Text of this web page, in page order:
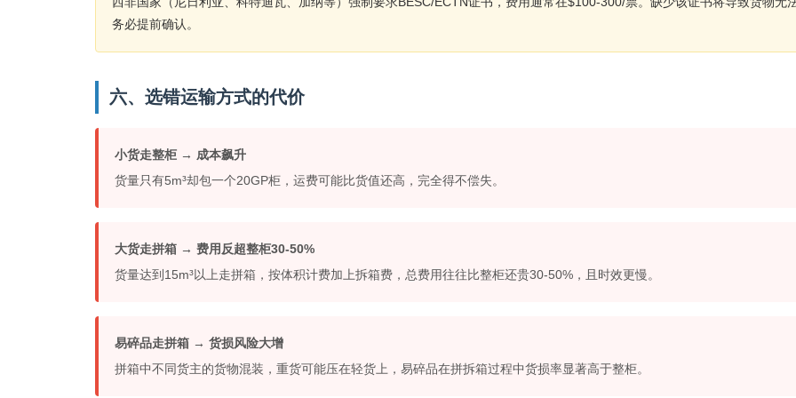
务必提前确认。
六、选错运输方式的代价
小货走整柜 → 成本飙升
货量只有5m³却包一个20GP柜，运费可能比货值还高，完全得不偿失。
大货走拼箱 → 费用反超整柜30-50%
货量达到15m³以上走拼箱，按体积计费加上拆箱费，总费用往往比整柜还贵30-50%，且时效更慢。
易碎品走拼箱 → 货损风险大增
拼箱中不同货主的货物混装，重货可能压在轻货上，易碎品在拼拆箱过程中货损率显著高于整柜。